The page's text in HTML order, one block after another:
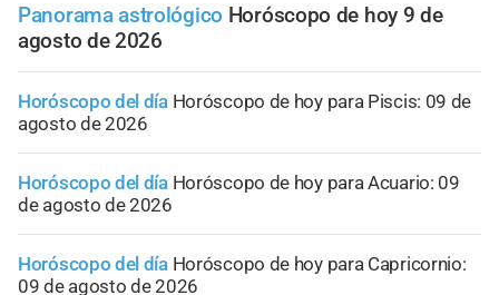
Panorama astrológico Horóscopo de hoy 9 de
agosto de 2026
Horóscopo del día Horóscopo de hoy para Piscis: 09 de
agosto de 2026
Horóscopo del día Horóscopo de hoy para Acuario: 09
de agosto de 2026
Horóscopo del día Horóscopo de hoy para Capricornio:
09 de agosto de 2026